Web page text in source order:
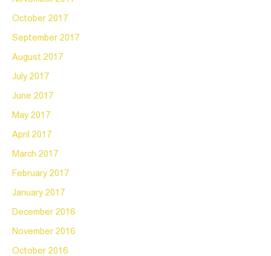
October 2017
September 2017
August 2017
July 2017
June 2017
May 2017
April 2017
March 2017
February 2017
January 2017
December 2016
November 2016
October 2016